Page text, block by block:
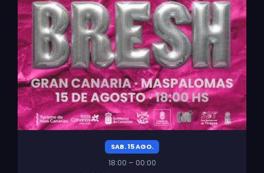
SAB. 15 AGO.
18:00 – 00:00